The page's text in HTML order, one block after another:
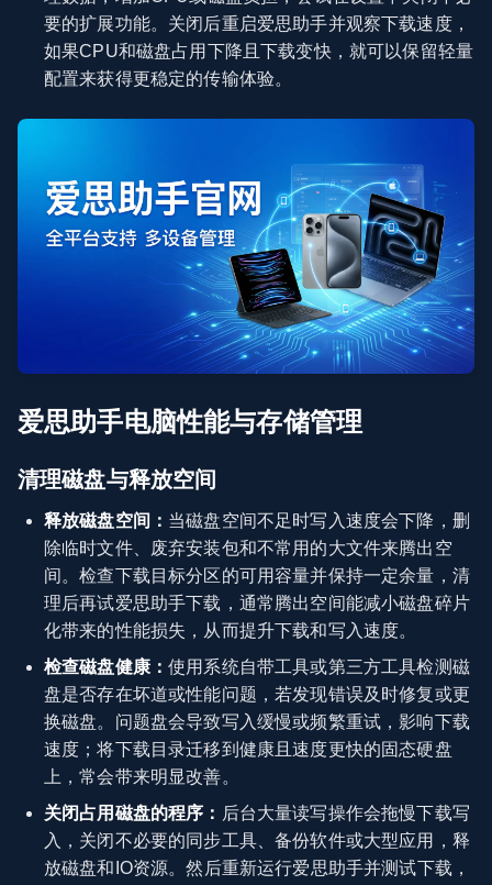
要的扩展功能。关闭后重启爱思助手并观察下载速度，
如果CPU和磁盘占用下降且下载变快，就可以保留轻量
配置来获得更稳定的传输体验。
爱思助手电脑性能与存储管理
清理磁盘与释放空间
释放磁盘空间： 当磁盘空间不足时写入速度会下降，删
除临时文件、废弃安装包和不常用的大文件来腾出空
间。检查下载目标分区的可用容量并保持一定余量，清
理后再试爱思助手下载，通常腾出空间能减小磁盘碎片
化带来的性能损失，从而提升下载和写入速度。
检查磁盘健康：使用系统自带工具或第三方工具检测磁
盘是否存在坏道或性能问题，若发现错误及时修复或更
换磁盘。问题盘会导致写入缓慢或频繁重试，影响下载
速度；将下载目录迁移到健康且速度更快的固态硬盘
上，常会带来明显改善。
关闭占用磁盘的程序： 后台大量读写操作会拖慢下载写
入，关闭不必要的同步工具、备份软件或大型应用，释
放磁盘和IO资源。然后重新运行爱思助手并测试下载，